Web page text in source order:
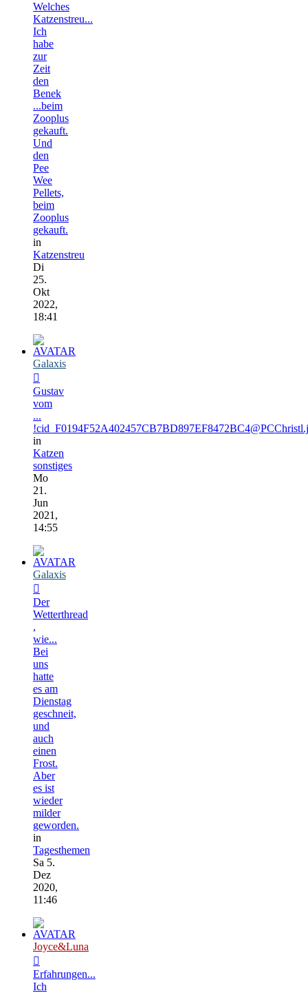
Welches
Katzenstreu...
Ich
habe
zur
Zeit
den
Benek
...beim
Zooplus
gekauft.
Und
den
Pee
Wee
Pellets,
beim
Zooplus
gekauft.
in
Katzenstreu
Di
25.
Okt
2022,
18:41
Galaxis
Gustav
vom
...
in
Katzen
sonstiges
Mo
21.
Jun
2021,
14:55
Galaxis
Der
Wetterthread
,
wie...
Bei
uns
hatte
es am
Dienstag
geschneit,
und
auch
einen
Frost.
Aber
es ist
wieder
milder
geworden.
in
Tagesthemen
Sa 5.
Dez
2020,
11:46
Joyce&Luna
Erfahrungen...
Ich